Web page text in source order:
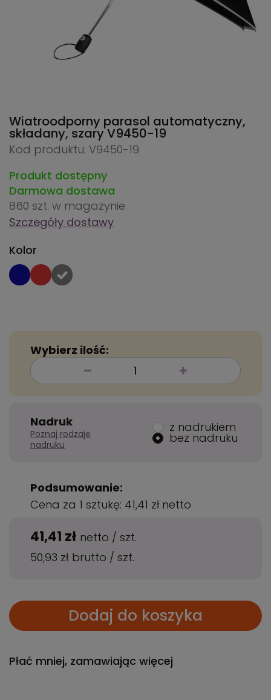
Wiatroodporny parasol automatyczny,
składany, szaryV9450-19
Kod produktu: V9450-19
Produkt dostępny
Darmowa dostawa
860 szt. w magazynie
Szczegóły dostawy
Kolor
Wybierz ilość:
Nadruk
Poznaj rodzaje
nadruku
z nadrukiem
bez nadruku
Podsumowanie:
Cena za 1 sztukę: 41,41 zł netto
41,41 zł netto / szt.
50,93 zł brutto / szt.
Dodaj do koszyka
Płać mniej, zamawiając więcej